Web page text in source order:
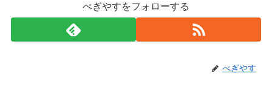
べぎやすをフォローする
べぎやす